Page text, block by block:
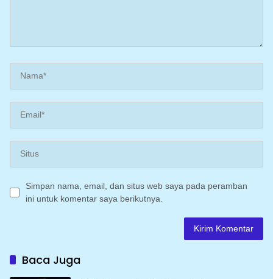
Simpan nama, email, dan situs web saya pada peramban
ini untuk komentar saya berikutnya.
Baca Juga